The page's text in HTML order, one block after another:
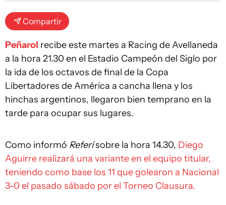
Compartir
Peñarol recibe este martes a Racing de Avellaneda
a la hora 21.30 en el Estadio Campeón del Siglo por
la ida de los octavos de final de la Copa
Libertadores de América a cancha llena y los
hinchas argentinos, llegaron bien temprano en la
tarde para ocupar sus lugares.
Como informó Referísobre la hora 14.30, Diego
Aguirre realizará una variante en el equipo titular,
teniendo como base los 11 que golearon a Nacional
3-0 el pasado sábado por el Torneo Clausura.